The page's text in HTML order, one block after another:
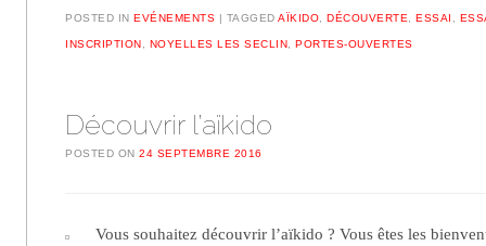
POSTED INEVÉNEMENTS TAGGEDAÏKIDO ,DÉCOUVERTE ,ESSAI
INSCRIPTION NOYELLES LES SECLIN ,PORTES-OUVERTES
Découvrir l’aïkido
POSTED ON24 SEPTEMBRE 2016
Vous souhaitez découvrir l’aïkido ? Vous êtes les